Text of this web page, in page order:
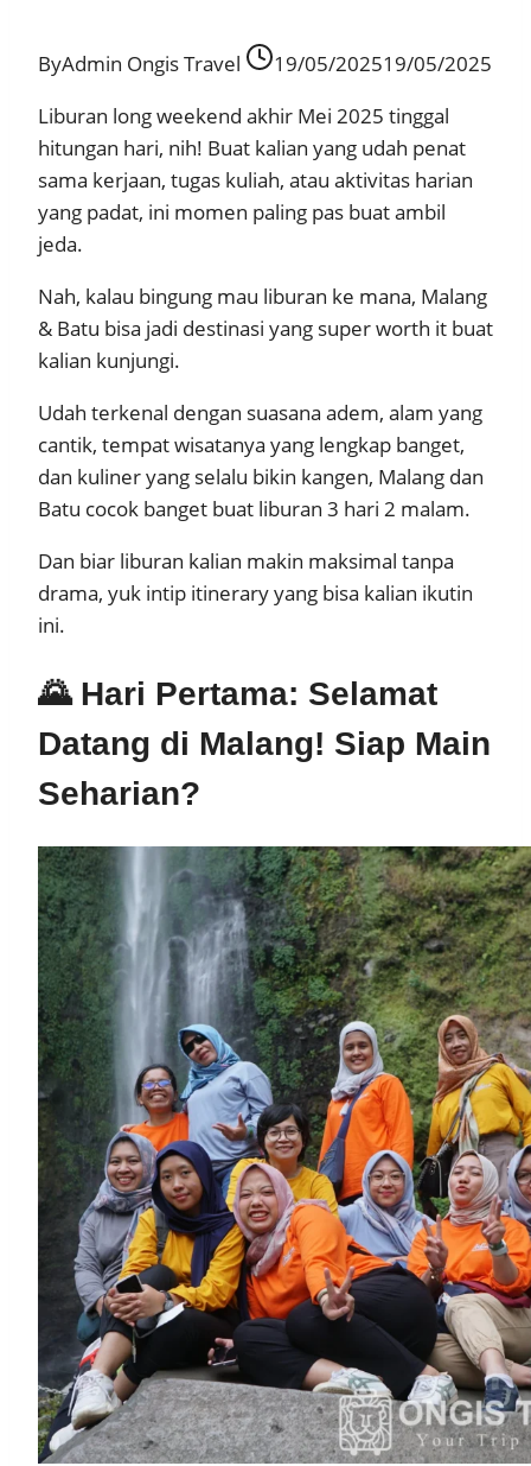
ByAdmin Ongis Travel 19/05/202519/05/2025
Liburan long weekend akhir Mei 2025 tinggal
hitungan hari, nih! Buat kalian yang udah penat
sama kerjaan, tugas kuliah, atau aktivitas harian
yang padat, ini momen paling pas buat ambil
jeda.
Nah, kalau bingung mau liburan ke mana, Malang
& Batu bisa jadi destinasi yang super worth it buat
kalian kunjungi.
Udah terkenal dengan suasana adem, alam yang
cantik, tempat wisatanya yang lengkap banget,
dan kuliner yang selalu bikin kangen, Malang dan
Batu cocok banget buat liburan 3 hari 2 malam.
Dan biar liburan kalian makin maksimal tanpa
drama, yuk intip itinerary yang bisa kalian ikutin
ini.
🌄 Hari Pertama: Selamat
Datang di Malang! Siap Main
Seharian?